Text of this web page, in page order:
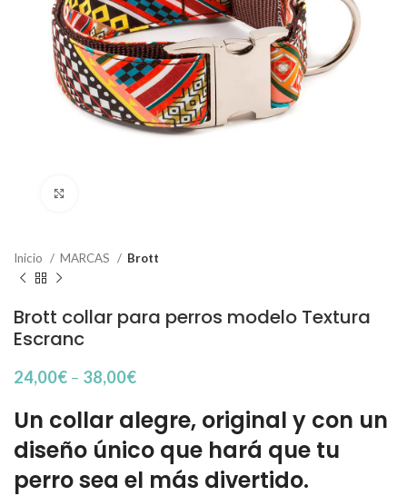
Inicio MARCAS Brott
Brott collar para perros modelo Textura
Escranc
24,00€ – 38,00€
Un collar alegre, original y con un
diseño único que hará que tu
perro sea el más divertido.